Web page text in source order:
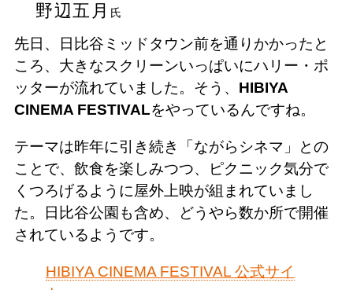
野辺五月 氏
先日、日比谷ミッドタウン前を通りかかったと
ころ、大きなスクリーンいっぱいにハリー・ポ
ッターが流れていました。そう、 HIBIYA
CINEMA FESTIVALをやっているんですね。
テーマは昨年に引き続き「ながらシネマ」との
ことで、飲食を楽しみつつ、ピクニック気分で
くつろげるように屋外上映が組まれていまし
た。日比谷公園も含め、どうやら数か所で開催
されているようです。
HIBIYA CINEMA FESTIVAL 公式サイ